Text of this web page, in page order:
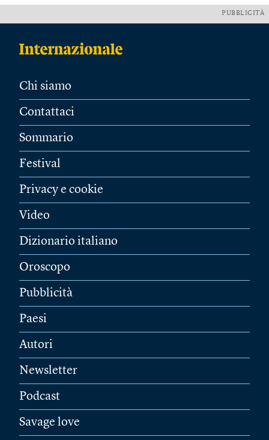
PUBBLICITÀ
Chi siamo
Contattaci
Sommario
Festival
Privacy e cookie
Video
Dizionario italiano
Oroscopo
Pubblicità
Paesi
Autori
Newsletter
Podcast
Savage love